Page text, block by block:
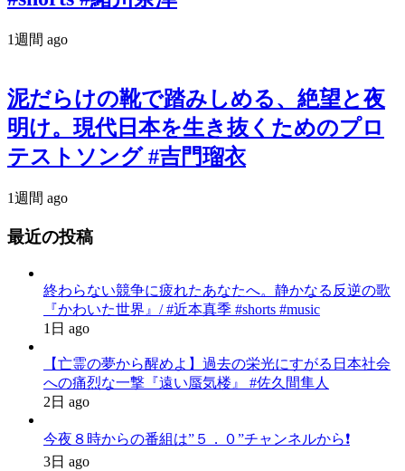
1週間 ago
泥だらけの靴で踏みしめる、絶望と夜
明け。現代日本を生き抜くためのプロ
テストソング #吉門瑠衣
1週間 ago
最近の投稿
終わらない競争に疲れたあなたへ。静かなる反逆の歌
『かわいた世界』/ #近本真季 #shorts #music
1日 ago
【亡霊の夢から醒めよ】過去の栄光にすがる日本社会
への痛烈な一撃『遠い蜃気楼』 #佐久間隼人
2日 ago
今夜８時からの番組は”５．０”チャンネルから❗️
3日 ago